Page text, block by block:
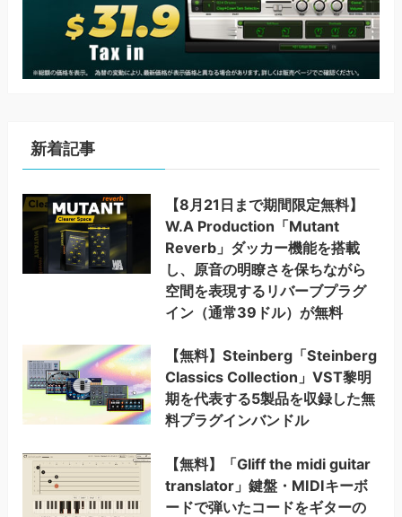
新着記事
【8月21日まで期間限定無料】
W.A Production「Mutant
Reverb」ダッカー機能を搭載
し、原音の明瞭さを保ちながら
空間を表現するリバーブプラグ
イン（通常39ドル）が無料
【無料】Steinberg「Steinberg
Classics Collection」VST黎明
期を代表する5製品を収録した無
料プラグインバンドル
【無料】「Gliff the midi guitar
translator」鍵盤・MIDIキーボ
ードで弾いたコードをギターの